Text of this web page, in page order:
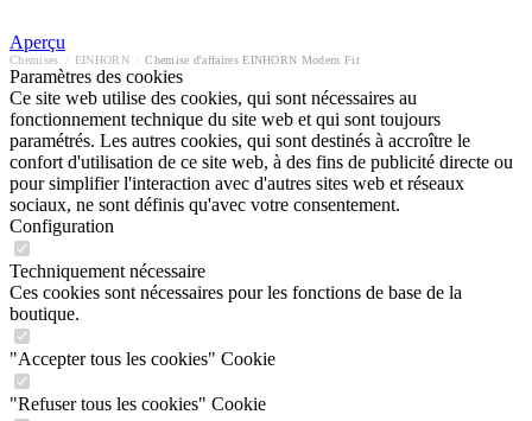
Aperçu
Chemises EINHORN Chemise d'affaires EINHORN Modern Fit
Paramètres des cookies
Ce site web utilise des cookies, qui sont nécessaires au
fonctionnement technique du site web et qui sont toujours
paramétrés. Les autres cookies, qui sont destinés à accroître le
confort d'utilisation de ce site web, à des fins de publicité directe ou
pour simplifier l'interaction avec d'autres sites web et réseaux
sociaux, ne sont définis qu'avec votre consentement.
Configuration
Techniquement nécessaire
Ces cookies sont nécessaires pour les fonctions de base de la
boutique.
"Accepter tous les cookies" Cookie
"Refuser tous les cookies" Cookie